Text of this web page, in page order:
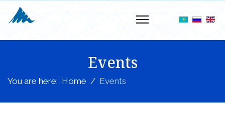
Events
You are here: Home Events